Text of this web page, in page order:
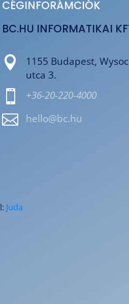
CÉGINFORÁMCIÓK
BC.HU INFORMATIKAI

1155 Budapest,
utca 3.
 +36-20-220-4000
 hello@bc.hu
Juda